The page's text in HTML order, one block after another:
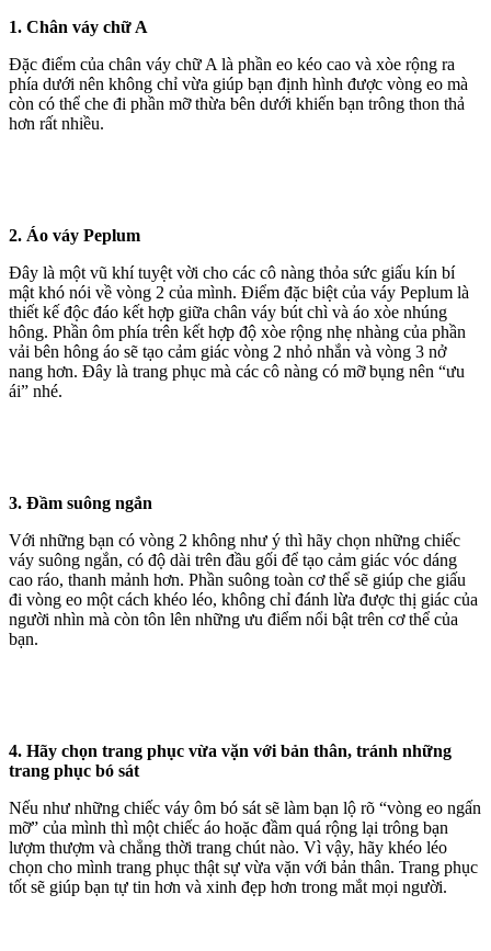
1. Chân váy chữ A
Đặc điểm của chân váy chữ A là phần eo kéo cao và xòe rộng ra
phía dưới nên không chỉ vừa giúp bạn định hình được vòng eo mà
còn có thể che đi phần mỡ thừa bên dưới khiến bạn trông thon thả
hơn rất nhiều.
2. Áo váy Peplum
Đây là một vũ khí tuyệt vời cho các cô nàng thỏa sức giấu kín bí
mật khó nói về vòng 2 của mình. Điểm đặc biệt của váy Peplum là
thiết kế độc đáo kết hợp giữa chân váy bút chì và áo xòe nhúng
hông. Phần ôm phía trên kết hợp độ xòe rộng nhẹ nhàng của phần
vải bên hông áo sẽ tạo cảm giác vòng 2 nhỏ nhắn và vòng 3 nở
nang hơn. Đây là trang phục mà các cô nàng có mỡ bụng nên “ưu
ái” nhé.
3. Đầm suông ngắn
Với những bạn có vòng 2 không như ý thì hãy chọn những chiếc
váy suông ngắn, có độ dài trên đầu gối để tạo cảm giác vóc dáng
cao ráo, thanh mảnh hơn. Phần suông toàn cơ thể sẽ giúp che giấu
đi vòng eo một cách khéo léo, không chỉ đánh lừa được thị giác của
người nhìn mà còn tôn lên những ưu điểm nổi bật trên cơ thể của
bạn.
4. Hãy chọn trang phục vừa vặn với bản thân, tránh những
trang phục bó sát
Nếu như những chiếc váy ôm bó sát sẽ làm bạn lộ rõ “vòng eo ngấn
mỡ” của mình thì một chiếc áo hoặc đầm quá rộng lại trông bạn
lượm thượm và chẳng thời trang chút nào. Vì vậy, hãy khéo léo
chọn cho mình trang phục thật sự vừa vặn với bản thân. Trang phục
tốt sẽ giúp bạn tự tin hơn và xinh đẹp hơn trong mắt mọi người.